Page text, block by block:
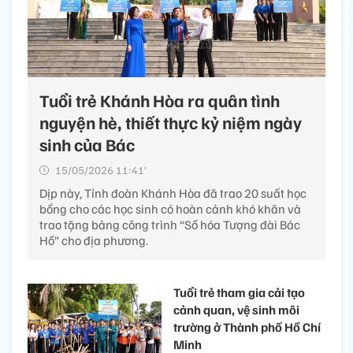
Tuổi trẻ Khánh Hòa ra quân tình
nguyện hè, thiết thực kỷ niệm ngày
sinh của Bác
15/05/2026 11:41’
Dịp này, Tỉnh đoàn Khánh Hòa đã trao 20 suất học
bổng cho các học sinh có hoàn cảnh khó khăn và
trao tặng bảng công trình “Số hóa Tượng đài Bác
Hồ” cho địa phương.
Tuổi trẻ tham gia cải tạo
cảnh quan, vệ sinh môi
trường ở Thành phố Hồ Chí
Minh